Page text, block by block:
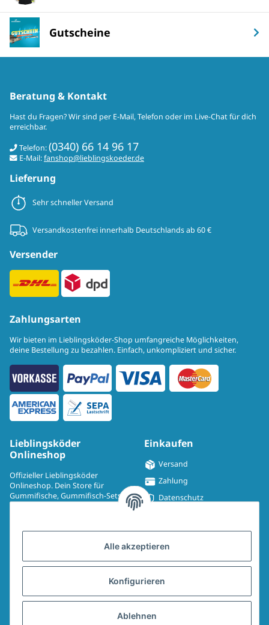
Alle akzeptieren
Konfigurieren
Ablehnen
Gutscheine
Beratung & Kontakt
Hast du Fragen? Wir sind per E-Mail, Telefon oder im Live-Chat für dich
erreichbar.
Telefon:(0340) 66 14 96 17
E-Mail:fanshop@lieblingskoeder.de
Lieferung
Sehr schneller Versand
Versandkostenfrei innerhalb Deutschlands ab 60 €
Versender
Zahlungsarten
Wir bieten im Lieblingsköder-Shop umfangreiche Möglichkeiten,
deine Bestellung zu bezahlen. Einfach, unkompliziert und sicher.
Lieblingsköder
Onlineshop
Offizieller Lieblingsköder
Onlineshop. Dein Store für
Gummifische, Gummifisch-Sets,
Einkaufen
Versand
Zahlung
Datenschutz
Widerrufsrecht
AGB
Sitemap
Widerrufsformular